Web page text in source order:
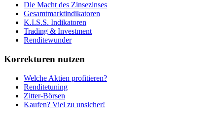
Die Macht des Zinsezinses
Gesamtmarktindikatoren
K.I.S.S. Indikatoren
Trading & Investment
Renditewunder
Korrekturen nutzen
Welche Aktien profitieren?
Renditetuning
Zitter-Börsen
Kaufen? Viel zu unsicher!